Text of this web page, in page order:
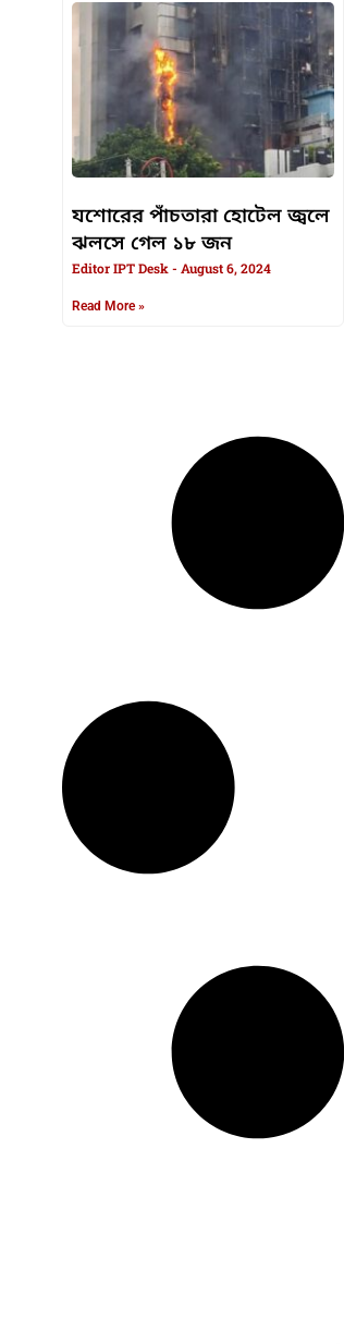
যশোরের পাঁচতারা হোটেল জ্বলে
ঝলসে গেল ১৮ জন
Editor IPT Desk August 6, 2024
Read More »
HTML /